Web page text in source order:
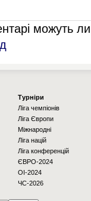
можуть
Турніри
Ліга чемпіонів
Ліга Європи
Міжнародні
Ліга націй
Ліга конференцій
ЄВРО-2024
OI-2024
ЧС-2026